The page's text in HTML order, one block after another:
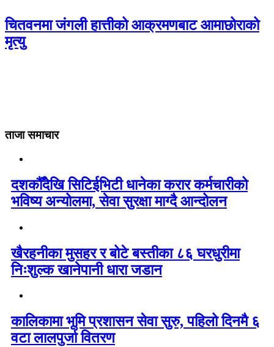
चितवनमा जंगली हात्तीको आक्रमणबाट आमाछोराको
मृत्यु
ताजा समाचार
दशकौँदेखि सिटिईभिटी धानेका करार कर्मचारीको
भविष्य अन्योलमा, सेवा सुरक्षा माग्दै आन्दोलन
खैरहनीका मुसहर र बोटे बस्तीका ८६ घरधुरीमा
निःशुल्क खानेपानी धारा जडान
कालिकामा भूमि प्रशासन सेवा सुरु, पहिलो दिनमै ६
वटा लालपुर्जा वितरण